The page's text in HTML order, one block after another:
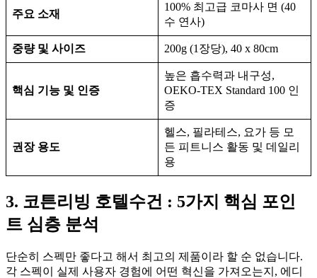
주요 소재
100% 최고급 코마사 면 (40
수 연사)
중량 및 사이즈 200g (1장당), 40 x 80cm
핵심 기능 및 인증
높은 흡수력과 내구성,
OEKO-TEX Standard 100 인
증
권장 용도
헬스, 필라테스, 요가 등 모
든 피트니스 활동 및 데일리
용
3. 코튼리빙 호텔수건 : 5가지 핵심 포인
트 심층 분석
단순히 스펙만 좋다고 해서 최고의 제품이라 할 순 없습니다.
각 스펙이 실제 사용자 경험에 어떤 혁신을 가져오는지, 에디